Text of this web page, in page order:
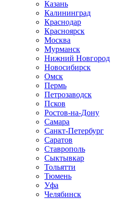
Казань
Калининград
Краснодар
Красноярск
Москва
Мурманск
Нижний Новгород
Новосибирск
Омск
Пермь
Петрозаводск
Псков
Ростов-на-Дону
Самара
Санкт-Петербург
Саратов
Ставрополь
Сыктывкар
Тольятти
Тюмень
Уфа
Челябинск